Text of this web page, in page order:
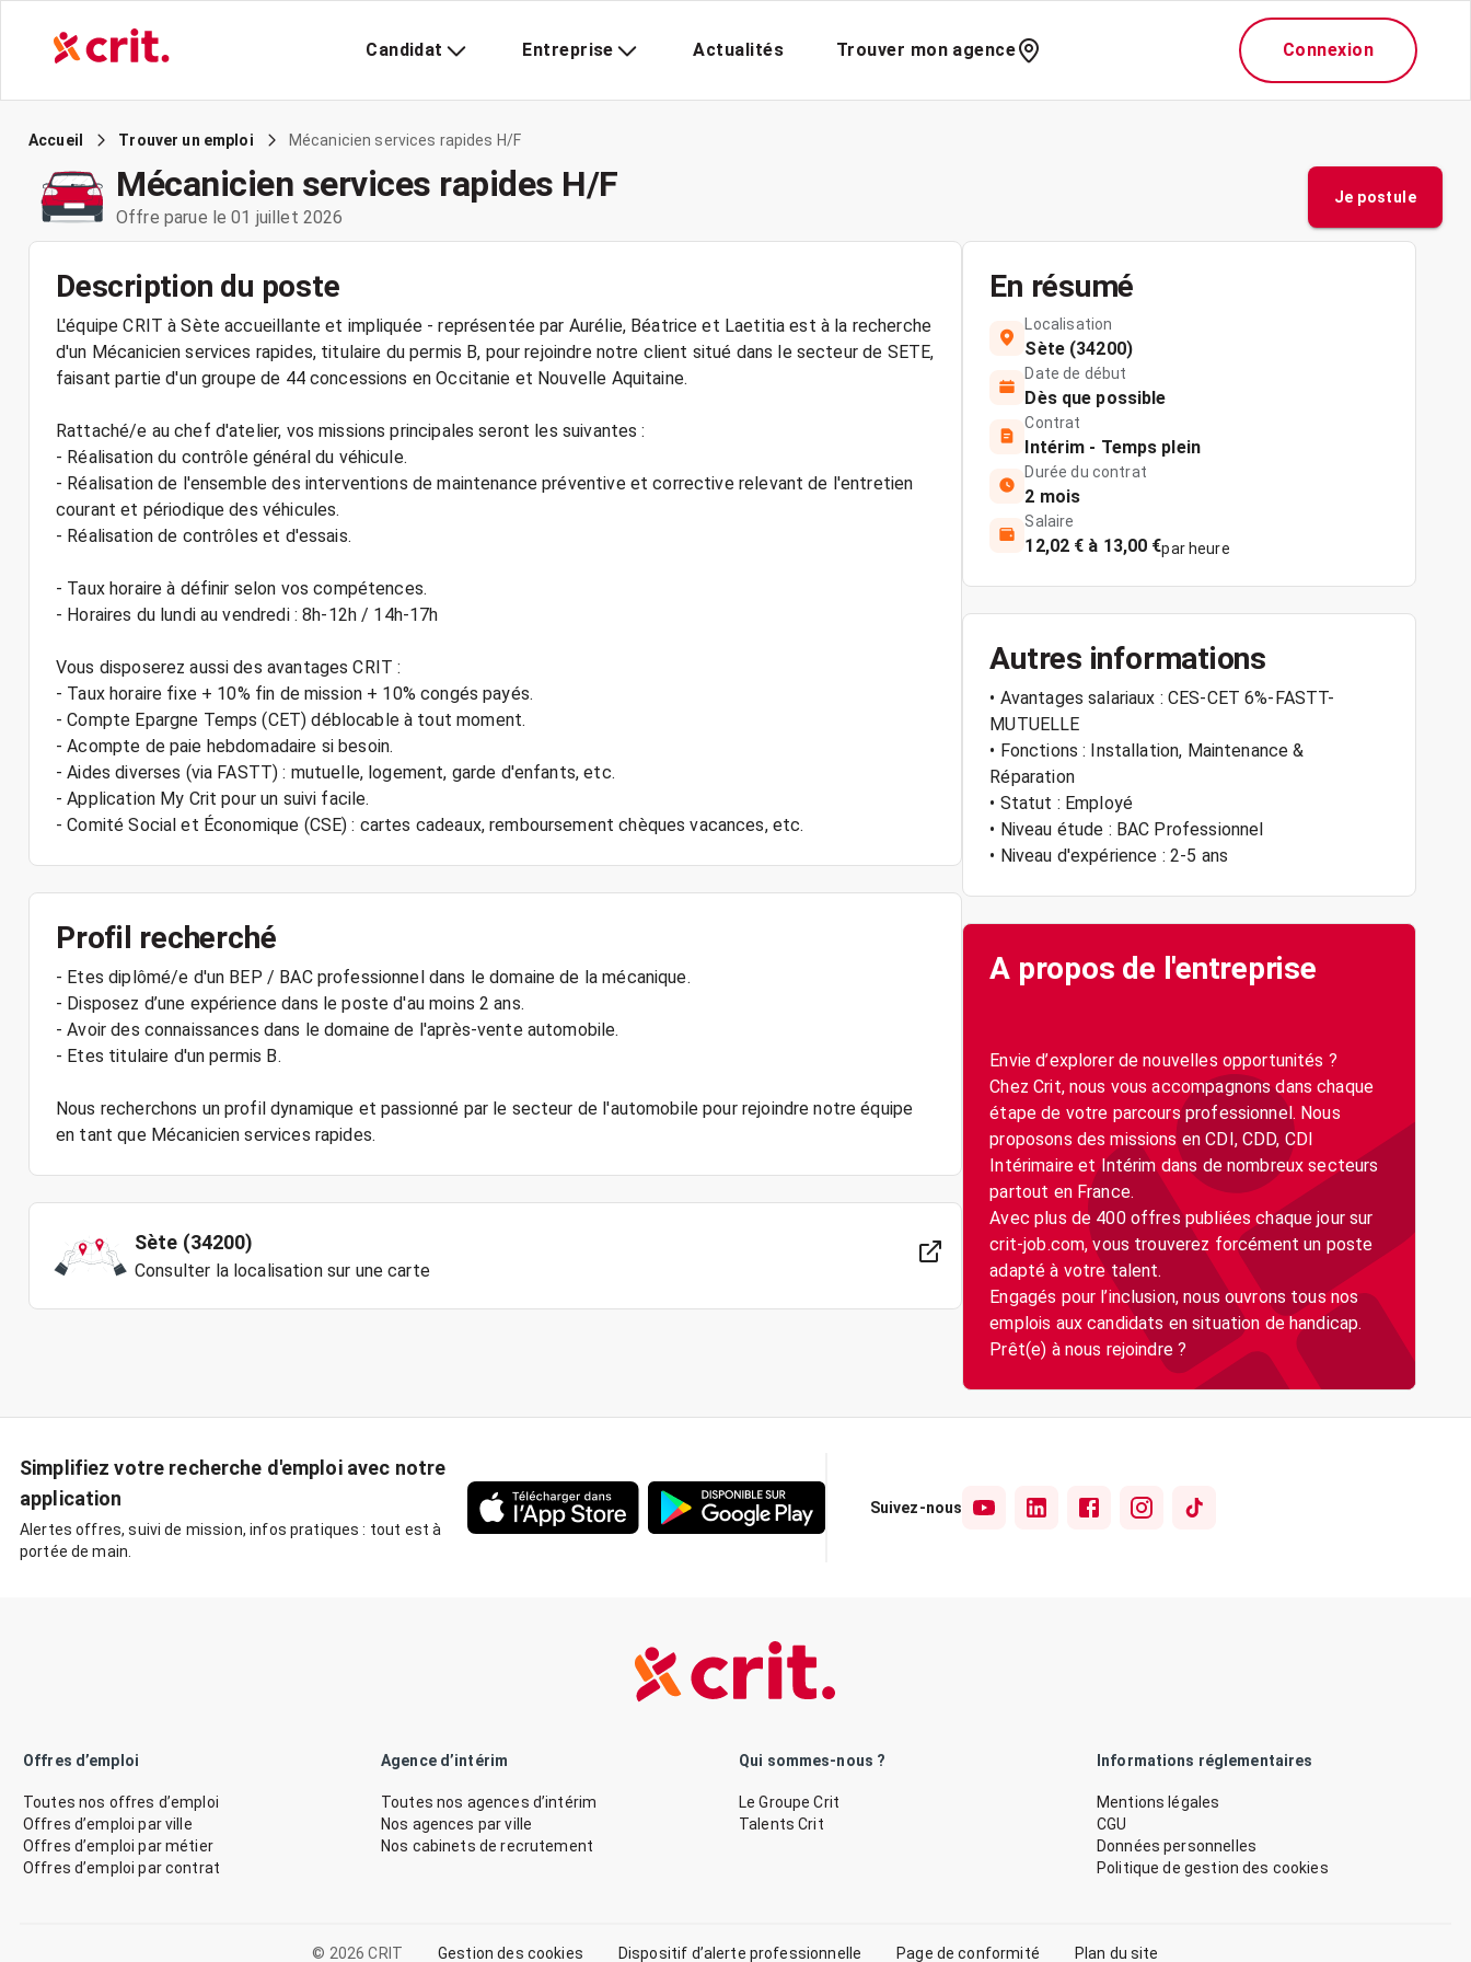
Candidat Entreprise Actualités Trouver mon agence Connexion
Accueil Trouver un emploi Mécanicien services rapides H/F
Mécanicien services rapides H/F
Offre parue le 01 juillet 2026
Je postule
Description du poste
L'équipe CRIT à Sète accueillante et impliquée - représentée par Aurélie, Béatrice et Laetitia est à la recherche
d'un Mécanicien services rapides, titulaire du permis B, pour rejoindre notre client situé dans le secteur de SETE,
faisant partie d'un groupe de 44 concessions en Occitanie et Nouvelle Aquitaine.
Rattaché/e au chef d'atelier, vos missions principales seront les suivantes :
- Réalisation du contrôle général du véhicule.
- Réalisation de l'ensemble des interventions de maintenance préventive et corrective relevant de l'entretien
courant et périodique des véhicules.
- Réalisation de contrôles et d'essais.
- Taux horaire à définir selon vos compétences.
- Horaires du lundi au vendredi : 8h-12h / 14h-17h
Vous disposerez aussi des avantages CRIT :
- Taux horaire fixe + 10% fin de mission + 10% congés payés.
- Compte Epargne Temps (CET) déblocable à tout moment.
- Acompte de paie hebdomadaire si besoin.
- Aides diverses (via FASTT) : mutuelle, logement, garde d'enfants, etc.
- Application My Crit pour un suivi facile.
Profil recherché
- Etes diplômé/e d'un BEP / BAC professionnel dans le domaine de la mécanique.
- Disposez d’une expérience dans le poste d'au moins 2 ans.
- Avoir des connaissances dans le domaine de l'après-vente automobile.
- Etes titulaire d'un permis B.
Nous recherchons un profil dynamique et passionné par le secteur de l'automobile pour rejoindre notre équipe
Sète (34200)
Consulter la localisation sur une carte
En résumé
Localisation
Sète (34200)
Date de début
Dès que possible
Contrat
Intérim - Temps plein
Durée du contrat
2 mois
Salaire
12,02 € à 13,00 €par heure
Autres informations
• Avantages salariaux : CES-CET 6%-FASTT-
MUTUELLE
• Fonctions : Installation, Maintenance &
Réparation
• Statut : Employé
• Niveau étude : BAC Professionnel
• Niveau d'expérience : 2-5 ans
A propos de l'entreprise
Envie d’explorer de nouvelles opportunités ?
Chez Crit, nous vous accompagnons dans chaque
étape de votre parcours professionnel. Nous
proposons des missions en CDI, CDD, CDI
Intérimaire et Intérim dans de nombreux secteurs
partout en France.
Avec plus de 400 offres publiées chaque jour sur
crit-job.com, vous trouverez forcément un poste
adapté à votre talent.
Engagés pour l’inclusion, nous ouvrons tous nos
emplois aux candidats en situation de handicap.
Simplifiez votre recherche d'emploi avec notre
application
Alertes offres, suivi de mission, infos pratiques : tout est à
portée de main.
Suivez-nous
Offres d’emploi
Toutes nos offres d’emploi
Offres d’emploi par ville
Offres d’emploi par métier
Offres d’emploi par contrat
Agence d’intérim
Toutes nos agences d’intérim
Nos agences par ville
Nos cabinets de recrutement
Qui sommes-nous ?
Le Groupe Crit
Talents Crit
Informations réglementaires
Mentions légales
CGU
Données personnelles
Politique de gestion des cookies
© 2026 CRIT Gestion des cookies Dispositif d’alerte professionnelle Page de conformité Plan du site